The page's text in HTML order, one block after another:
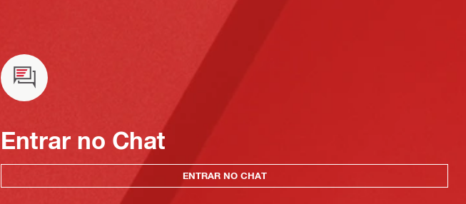
Entrar no Chat
ENTRAR NO CHAT